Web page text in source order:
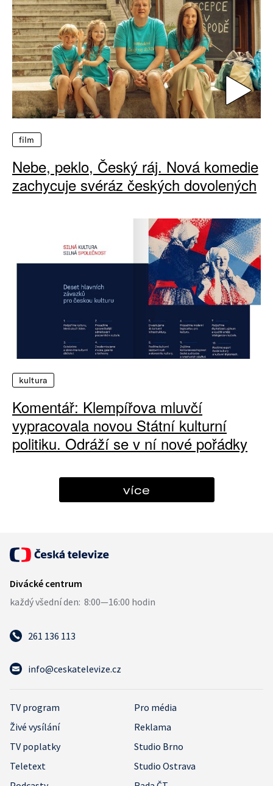
film
Nebe, peklo, Český ráj. Nová komedie
zachycuje svéráz českých dovolených
kultura
Komentář: Klempířova mluvčí
vypracovala novou Státní kulturní
politiku. Odráží se v ní nové pořádky
více
261 136 113
info@ceskatelevize.cz
TV program
Pro média
Živé vysílání
Reklama
TV poplatky
Studio Brno
Teletext
Studio Ostrava